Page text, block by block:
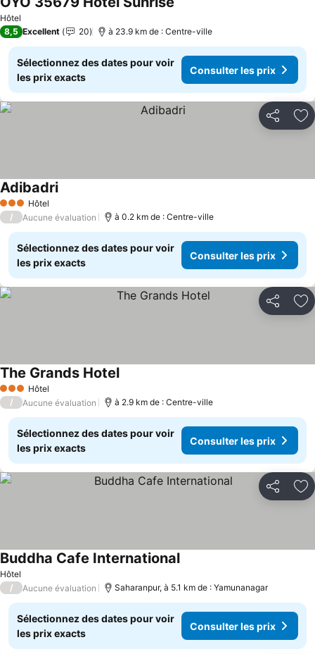
Hôtel
8,5 Excellent 20 à 23.9 km de : Centre-ville
Sélectionnez des dates pour voir
les prix exacts
Consulter les prix
Partager
3 ÉtoilesHôtel
Adibadri
/ Aucune évaluation à 0.2 km de : Centre-ville
Sélectionnez des dates pour voir
les prix exacts
Consulter les prix
Partager
3 ÉtoilesHôtel
The Grands Hotel
/ Aucune évaluation à 2.9 km de : Centre-ville
Sélectionnez des dates pour voir
les prix exacts
Consulter les prix
Partager
Hôtel
Buddha Cafe International
/ Aucune évaluation Saharanpur, à 5.1 km de : Yamunanagar
Sélectionnez des dates pour voir
les prix exacts
Consulter les prix